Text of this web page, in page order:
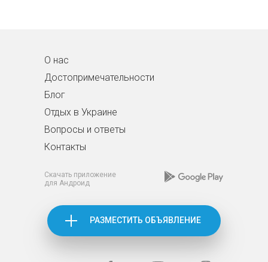
О нас
Достопримечательности
Блог
Отдых в Украине
Вопросы и ответы
Контакты
Скачать приложение
для Андроид
РАЗМЕСТИТЬ ОБЪЯВЛЕНИЕ